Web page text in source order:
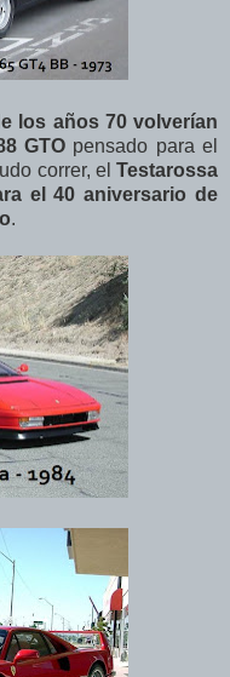
los años 70 volverían
GTO pensado para el
correr, el Testarossa
el 40 aniversario de
.